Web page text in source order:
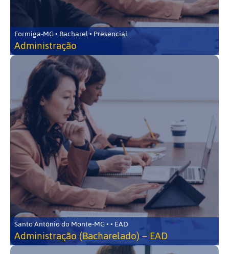
Formiga-MG • Bacharel • Presencial
Administração
Santo Antônio do Monte-MG • • EAD
Administração (Bacharelado) – EAD